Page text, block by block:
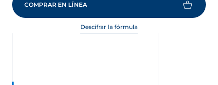
COMPRAR EN LÍNEA
Descifrar la fórmula